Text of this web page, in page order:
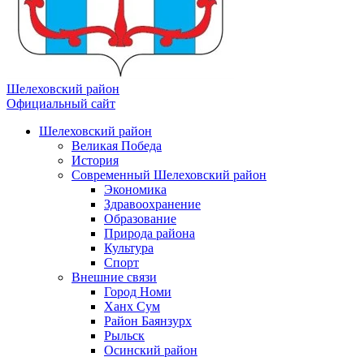
Шелеховский район
Официальный сайт
Шелеховский район
Великая Победа
История
Современный Шелеховский район
Экономика
Здравоохранение
Образование
Природа района
Культура
Спорт
Внешние связи
Город Номи
Ханх Сум
Район Баянзурх
Рыльск
Осинский район